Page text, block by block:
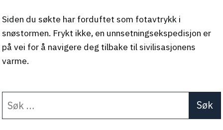
Siden du søkte har forduftet som fotavtrykk i
snøstormen. Frykt ikke, en unnsetningsekspedisjon er
på vei for å navigere deg tilbake til sivilisasjonens
varme.
etter:
When autocomplete